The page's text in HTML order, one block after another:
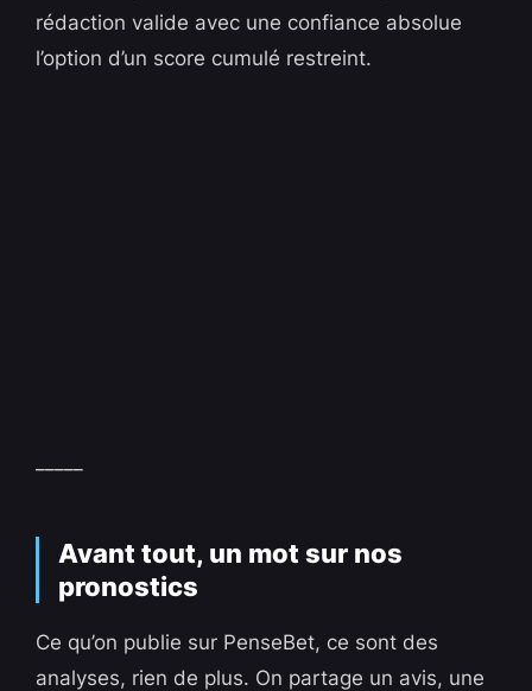
rédaction valide avec une confiance absolue
l’option d’un score cumulé restreint.
Avant tout, un mot sur nos
pronostics
Ce qu’on publie sur PenseBet, ce sont des
analyses, rien de plus. On partage un avis, une